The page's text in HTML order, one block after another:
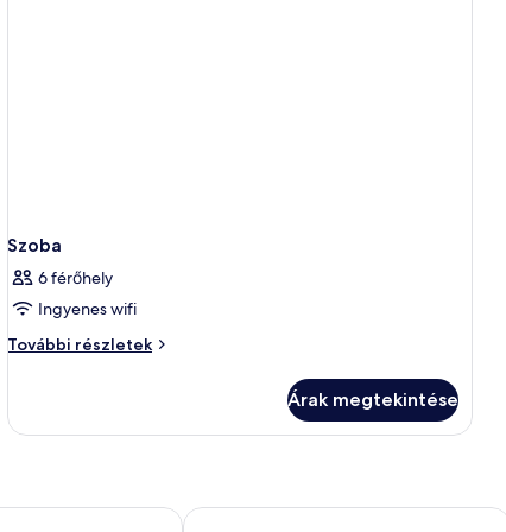
Szoba
6 férőhely
Ingyenes wifi
További részletek
Szoba
Árak megtekintése
Balvanyos Resort